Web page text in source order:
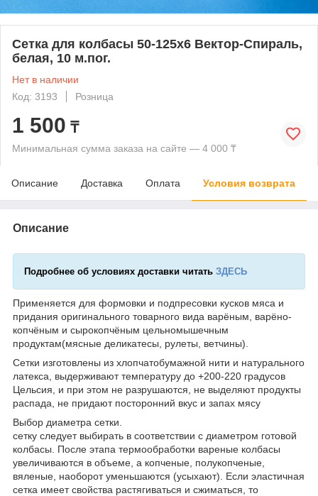
Сетка для колбасы 50-125х6 Вектор-Спираль,
белая, 10 м.пог.
Нет в наличии
Код: 3193
Розница
1 500 ₸
Минимальная сумма заказа на сайте — 4 000 ₸
Описание Доставка Оплата Условия возврата
Описание
Подробнее об условиях доставки читать ЗДЕСЬ
Применяется для формовки и подпресовки кусков мяса и
придания оригинального товарного вида варёным, варёно-
копчёным и сырокопчёным цельномышечным
продуктам(мясные деликатесы, рулеты, ветчины).
Сетки изготовлены из хлопчатобумажной нити и натурального
латекса, выдерживают температуру до +200-220 градусов
Цельсия, и при этом не разрушаются, не выделяют продукты
распада, не придают посторонний вкус и запах мясу
Выбор диаметра сетки.
сетку следует выбирать в соответствии с диаметром готовой
колбасы. После этапа термообработки вареные колбасы
увеличиваются в объеме, а копченые, полукопченые,
вяленые, наоборот уменьшаются (усыхают). Если эластичная
сетка имеет свойства растягиваться и сжиматься, то